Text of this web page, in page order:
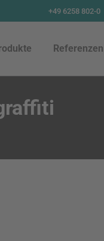
+49 6258 802-0
Referenzen
Referenzen